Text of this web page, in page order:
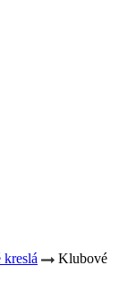
kreslá
Klubové